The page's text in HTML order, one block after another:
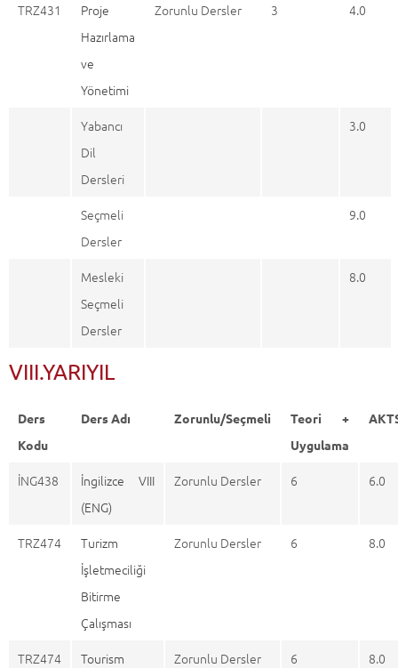
TRZ431
Proje
Hazırlama
ve
Yönetimi
Zorunlu Dersler 3 4.0
Yabancı
Dil
Dersleri
3.0
Seçmeli
Dersler
9.0
Mesleki
Seçmeli
Dersler
8.0
VIII.YARIYIL
Ders
Kodu
Ders Adı Zorunlu/Seçmeli
Teori +
Uygulama
İNG438
İngilizce VIII
(ENG)
Zorunlu Dersler 6 6.0
TRZ474
Turizm
İşletmeciliği
Bitirme
Çalışması
Zorunlu Dersler 6 8.0
TRZ474
Tourism
Zorunlu Dersler 6 8.0